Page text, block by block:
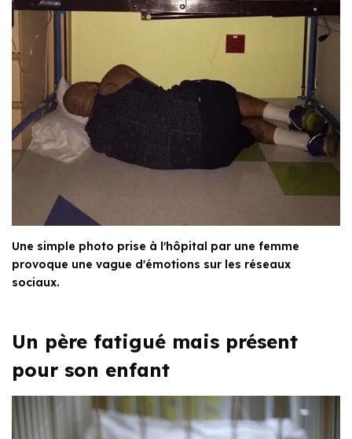
Une simple photo prise à l'hôpital par une femme
provoque une vague d'émotions sur les réseaux
sociaux.
Un père fatigué mais présent
pour son enfant